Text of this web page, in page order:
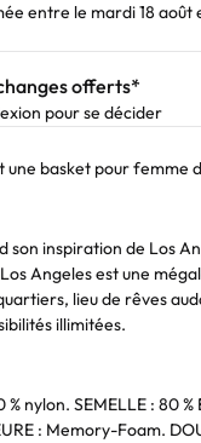
entre le mardi 18 août
offerts*
pour se décider
une basket pour femme
son inspiration de Los
Angeles est une
lieu de rêves
illimitées.
% nylon. SEMELLE : 80 %
: Memory-Foam.